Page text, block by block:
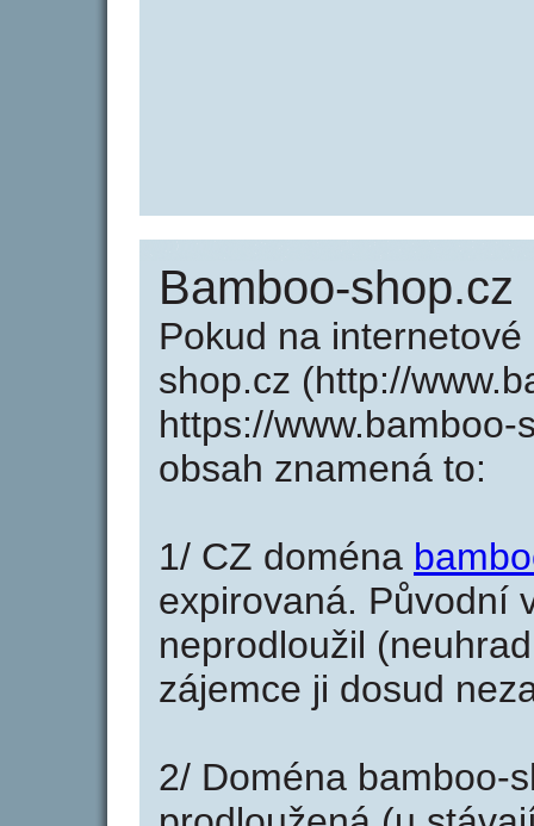
Bamboo-shop.cz
Pokud na
shop.cz (http://
https://
obsah znamená to:
1/ CZ doména
expirovaná. Původní
neprodloužil
zájemce ji dosud
2/ Doména bamboo-